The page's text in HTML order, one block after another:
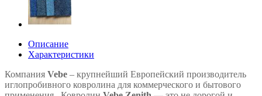
Описание
Характеристики
Компания Vebe – крупнейший Европейский производитель
иглопробивного ковролина для коммерческого и бытового